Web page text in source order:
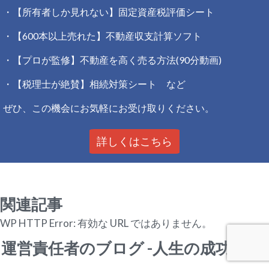
・【所有者しか見れない】固定資産税評価シート
・【600本以上売れた】不動産収支計算ソフト
・【プロが監修】不動産を高く売る方法(90分動画)
・【税理士が絶賛】相続対策シート など
ぜひ、この機会にお気軽にお受け取りください。
詳しくはこちら
関連記事
WP HTTP Error: 有効な URL ではありません。
運営責任者のブログ -人生の成功哲学-